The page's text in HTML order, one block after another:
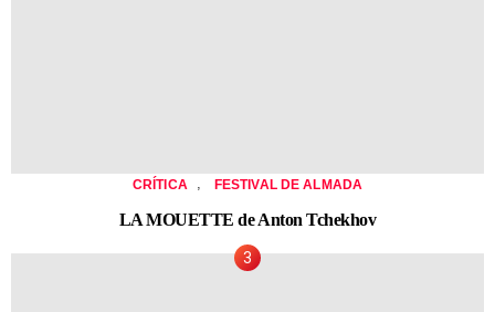
CRÍTICA , FESTIVAL DE ALMADA
LA MOUETTE de Anton Tchekhov